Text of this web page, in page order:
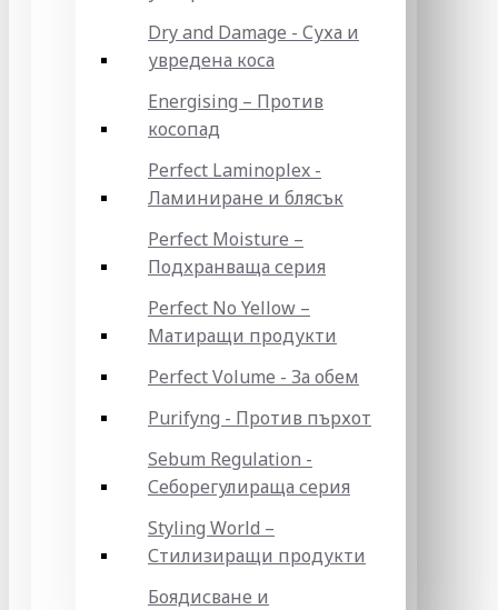
Dry and Damage - Суха и
увредена коса
Energising – Против
косопад
Perfect Laminoplex -
Ламиниране и блясък
Perfect Moisture –
Подхранваща серия
Perfect No Yellow –
Матиращи продукти
Perfect Volume - За обем
Purifyng - Против пърхот
Sebum Regulation -
Себорегулираща серия
Styling World –
Стилизиращи продукти
Боядисване и